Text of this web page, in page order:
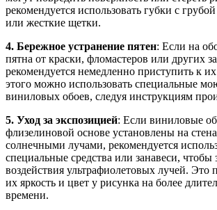
рекомендуется использовать губки с
или жесткие щетки.
4. Бережное устранение пятен: Если на
пятна от краски, фломастеров или других
рекомендуется немедленно приступить к
этого можно использовать специальные
виниловых обоев, следуя инструкциям
5. Уход за экспозицией: Если виниловые
флизелиновой основе установлены на
солнечными лучами, рекомендуется
специальные средства или занавеси, чтобы
воздействия ультрафиолетовых лучей. Это
их яркость и цвет у рисунка на более
времени.